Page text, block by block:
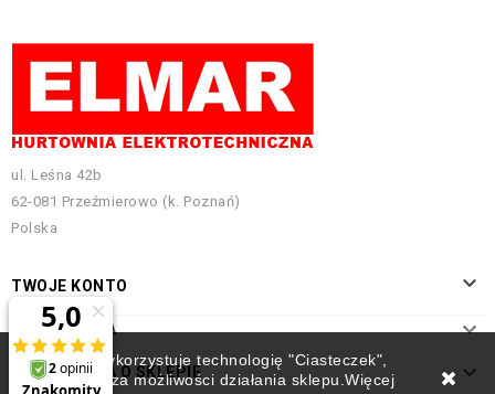
Ten sklep wykorzystuje technologię "Ciasteczek",
która rozszerza możliwości działania sklepu.Więcej
ul. Leśna 42b
62-081 Przeźmierowo (k. Poznań)
Polska
TWOJE KONTO 
INFORMACJA 
INFORMACJA O SKLEPIE 